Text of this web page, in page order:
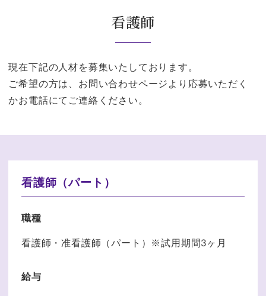
看護師
現在下記の人材を募集いたしております。
ご希望の方は、お問い合わせページより応募いただく
かお電話にてご連絡ください。
看護師（パート）
職種
看護師・准看護師（パート）※試用期間3ヶ月
給与